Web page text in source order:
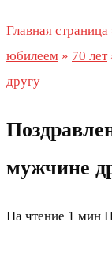
Главная страница
юбилеем » 70 лет
другу
мужчине
На чтение 1 мин